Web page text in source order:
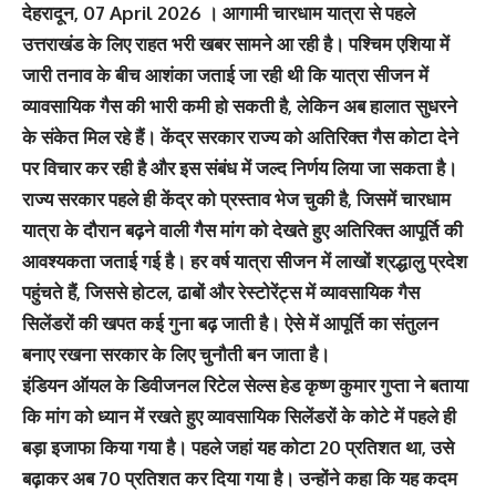
देहरादून, 07 April 2026 । आगामी चारधाम यात्रा से पहले
उत्तराखंड के लिए राहत भरी खबर सामने आ रही है। पश्चिम एशिया में
जारी तनाव के बीच आशंका जताई जा रही थी कि यात्रा सीजन में
व्यावसायिक गैस की भारी कमी हो सकती है, लेकिन अब हालात सुधरने
के संकेत मिल रहे हैं। केंद्र सरकार राज्य को अतिरिक्त गैस कोटा देने
पर विचार कर रही है और इस संबंध में जल्द निर्णय लिया जा सकता है।
राज्य सरकार पहले ही केंद्र को प्रस्ताव भेज चुकी है, जिसमें चारधाम
यात्रा के दौरान बढ़ने वाली गैस मांग को देखते हुए अतिरिक्त आपूर्ति की
आवश्यकता जताई गई है। हर वर्ष यात्रा सीजन में लाखों श्रद्धालु प्रदेश
पहुंचते हैं, जिससे होटल, ढाबों और रेस्टोरेंट्स में व्यावसायिक गैस
सिलेंडरों की खपत कई गुना बढ़ जाती है। ऐसे में आपूर्ति का संतुलन
बनाए रखना सरकार के लिए चुनौती बन जाता है।
इंडियन ऑयल के डिवीजनल रिटेल सेल्स हेड कृष्ण कुमार गुप्ता ने बताया
कि मांग को ध्यान में रखते हुए व्यावसायिक सिलेंडरों के कोटे में पहले ही
बड़ा इजाफा किया गया है। पहले जहां यह कोटा 20 प्रतिशत था, उसे
बढ़ाकर अब 70 प्रतिशत कर दिया गया है। उन्होंने कहा कि यह कदम